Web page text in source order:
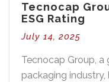
Tecnocap
ESG Rating
July 14, 2025
Tecnocap Group,
packaging industry,